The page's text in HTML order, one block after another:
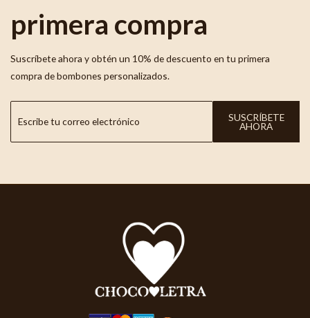
primera compra
Suscríbete ahora y obtén un 10% de descuento en tu primera
compra de bombones personalizados.
SUSCRÍBETE
AHORA